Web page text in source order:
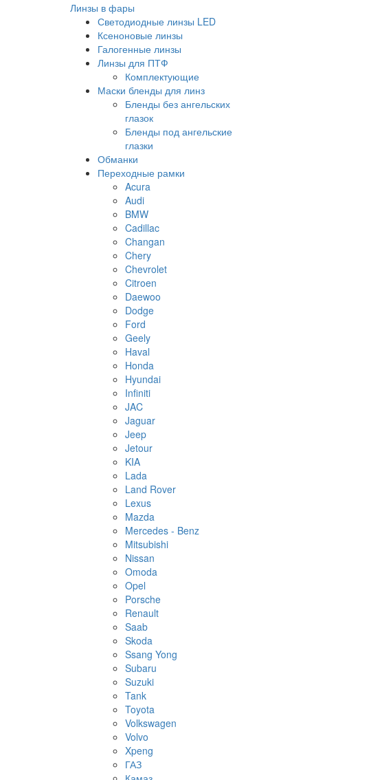
Линзы в фары
Светодиодные линзы LED
Ксеноновые линзы
Галогенные линзы
Линзы для ПТФ
Комплектующие
Маски бленды для линз
Бленды без ангельских
глазок
Бленды под ангельские
глазки
Обманки
Переходные рамки
Acura
Audi
BMW
Cadillac
Changan
Chery
Chevrolet
Citroen
Daewoo
Dodge
Ford
Geely
Haval
Honda
Hyundai
Infiniti
JAC
Jaguar
Jeep
Jetour
KIA
Lada
Land Rover
Lexus
Mazda
Mercedes - Benz
Mitsubishi
Nissan
Omoda
Opel
Porsche
Renault
Saab
Skoda
Ssang Yong
Subaru
Suzuki
Tank
Toyota
Volkswagen
Volvo
Xpeng
ГАЗ